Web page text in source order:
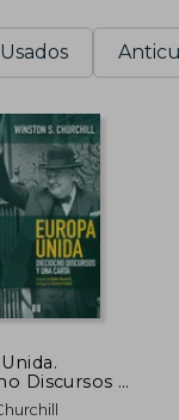
Usados
Discursos y